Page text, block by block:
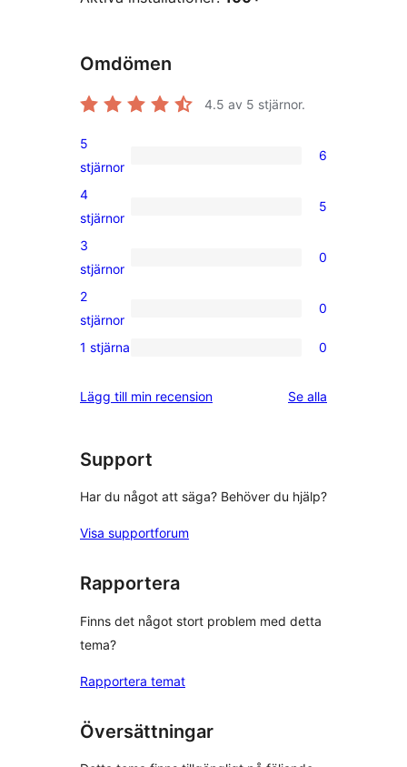
Omdömen
4.5 av 5 stjärnor.
6
5-
stjärniga
5
stjärnor
6
5
4-
stjärniga
4
stjärnor
5
0
3-
stjärniga
3
stjärnor
0
0
2-
recensioner
2
stjärnor
0
0
stjärniga
1 stjärna 0
Lägg till min recension Se alla
Support
Har du något att säga? Behöver du hjälp?
Visa supportforum
Rapportera
Finns det något stort problem med detta
tema?
Rapportera temat
Översättningar